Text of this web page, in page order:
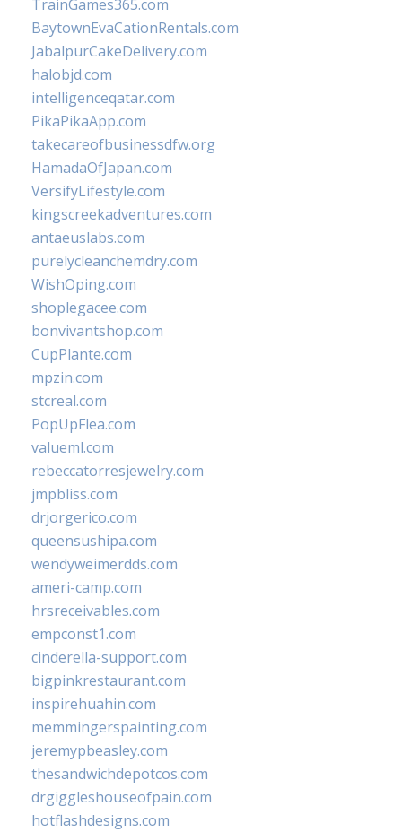
TrainGames365.com
BaytownEvaCationRentals.com
JabalpurCakeDelivery.com
halobjd.com
intelligenceqatar.com
PikaPikaApp.com
takecareofbusinessdfw.org
HamadaOfJapan.com
VersifyLifestyle.com
kingscreekadventures.com
antaeuslabs.com
purelycleanchemdry.com
WishOping.com
shoplegacee.com
bonvivantshop.com
CupPlante.com
mpzin.com
stcreal.com
PopUpFlea.com
valueml.com
rebeccatorresjewelry.com
jmpbliss.com
drjorgerico.com
queensushipa.com
wendyweimerdds.com
ameri-camp.com
hrsreceivables.com
empconst1.com
cinderella-support.com
bigpinkrestaurant.com
inspirehuahin.com
memmingerspainting.com
jeremypbeasley.com
thesandwichdepotcos.com
drgiggleshouseofpain.com
hotflashdesigns.com